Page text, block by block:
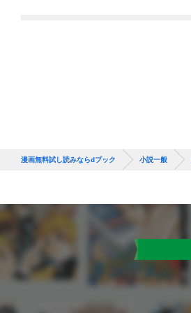
漫画無料試し読みならdブック 小説一般